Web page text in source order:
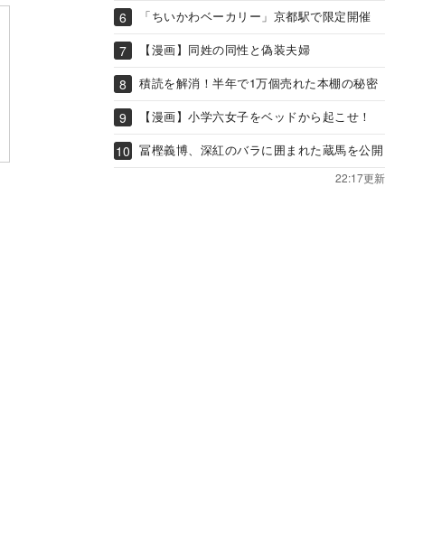
「ちいかわベーカリー」京都駅で限定開催
【漫画】同姓の同性と偽装夫婦
積読を解消！半年で1万個売れた本棚の秘密
【漫画】小学六女子をベッドから起こせ！
冨樫義博、深紅のバラに囲まれた蔵馬を公開
22:17更新